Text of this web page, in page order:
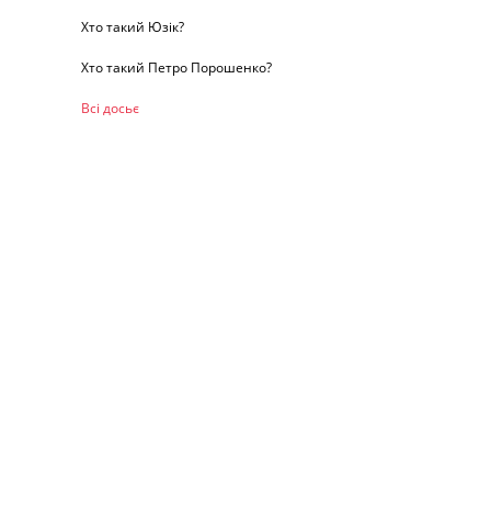
Хто такий Юзік?
Хто такий Петро Порошенко?
Всі досьє